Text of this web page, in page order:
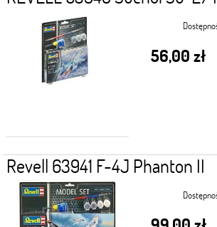
56,00 zł
Revell 63941 F-4J Phanton II